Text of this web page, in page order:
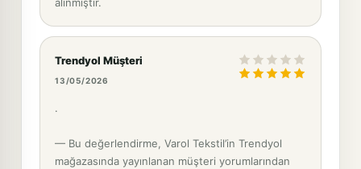
Trendyol Müşteri
13/05/2026
.
— Bu değerlendirme, Varol Tekstil’in Trendyol
mağazasında yayınlanan müşteri yorumlarından